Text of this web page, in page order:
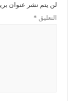
لن يتم نشر عنوان
التعليق *